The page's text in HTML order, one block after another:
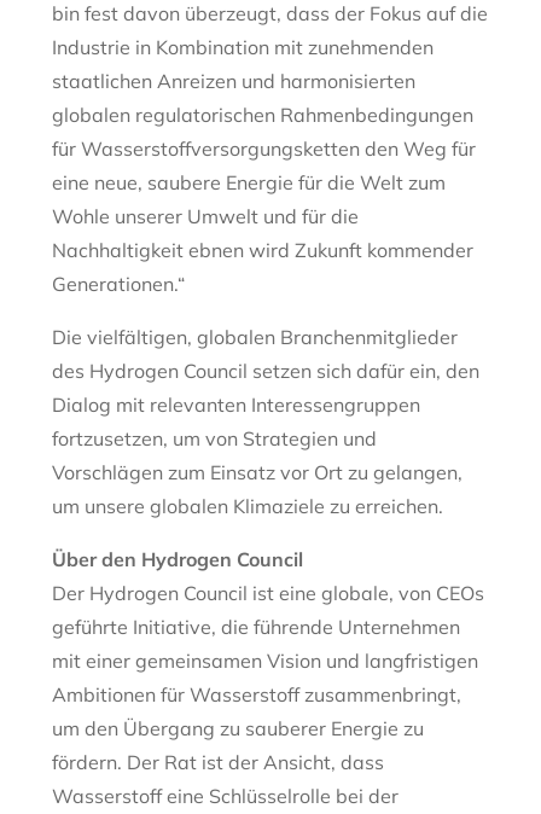
bin fest davon überzeugt, dass der Fokus auf die
Industrie in Kombination mit zunehmenden
staatlichen Anreizen und harmonisierten
globalen regulatorischen Rahmenbedingungen
für Wasserstoffversorgungsketten den Weg für
eine neue, saubere Energie für die Welt zum
Wohle unserer Umwelt und für die
Nachhaltigkeit ebnen wird Zukunft kommender
Generationen.“
Die vielfältigen, globalen Branchenmitglieder
des Hydrogen Council setzen sich dafür ein, den
Dialog mit relevanten Interessengruppen
fortzusetzen, um von Strategien und
Vorschlägen zum Einsatz vor Ort zu gelangen,
um unsere globalen Klimaziele zu erreichen.
Über den Hydrogen Council
Der Hydrogen Council ist eine globale, von CEOs
geführte Initiative, die führende Unternehmen
mit einer gemeinsamen Vision und langfristigen
Ambitionen für Wasserstoff zusammenbringt,
um den Übergang zu sauberer Energie zu
fördern. Der Rat ist der Ansicht, dass
Wasserstoff eine Schlüsselrolle bei der